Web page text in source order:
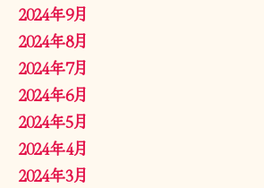
2024年9月
2024年8月
2024年7月
2024年6月
2024年5月
2024年4月
2024年3月